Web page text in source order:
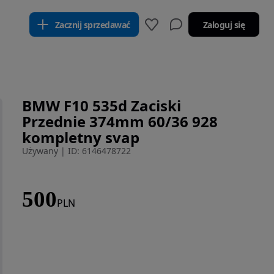
Zacznij sprzedawać Zaloguj się
BMW F10 535d Zaciski
Przednie 374mm 60/36 928
kompletny svap
Używany | ID: 6146478722
500PLN